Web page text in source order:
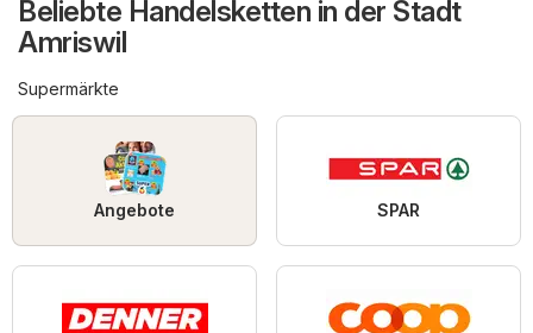
Beliebte Handelsketten in der Stadt
Amriswil
Supermärkte
Angebote SPAR